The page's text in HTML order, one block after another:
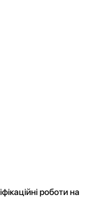
роботи на